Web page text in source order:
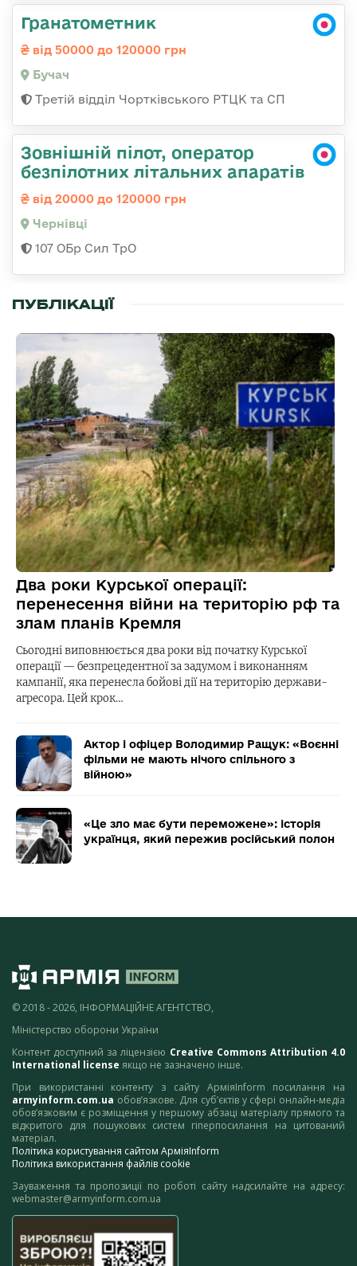
Гранатометник
від 50000 до 120000 грн
Бучач
Третій відділ Чортківського РТЦК та СП
Зовнішній пілот, оператор
безпілотних літальних апаратів
від 20000 до 120000 грн
Чернівці
107 ОБр Сил ТрО
ПУБЛІКАЦІЇ
Два роки Курської операції:
перенесення війни на територію рф та
злам планів Кремля
Сьогодні виповнюється два роки від початку Курської
операції — безпрецедентної за задумом і виконанням
кампанії, яка перенесла бойові дії на територію держави-
агресора. Цей крок…
Актор і офіцер Володимир Ращук: «Воєнні
фільми не мають нічого спільного з
війною»
«Це зло має бути переможене»: історія
українця, який пережив російський полон
© 2018 - 2026, ІНФОРМАЦІЙНЕ АГЕНТСТВО,
Міністерство оборони України
Контент доступний за ліцензією Creative Commons Attribution 4.0
International license якщо не зазначено інше.
При використанні контенту з сайту АрміяInform посилання на
armyinform.com.ua обов’язкове. Для суб’єктів у сфері онлайн-медіа
обов’язковим є розміщення у першому абзаці матеріалу прямого та
відкритого для пошукових систем гіперпосилання на цитований
матеріал.
Політика користування сайтом АрміяInform
Політика використання файлів cookie
Зауваження та пропозиції по роботі сайту надсилайте на адресу:
webmaster@armyinform.com.ua